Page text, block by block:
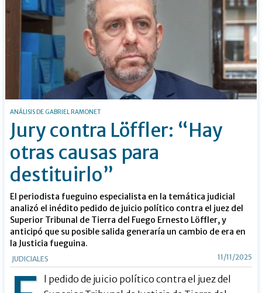
ANÁLISIS DE GABRIEL RAMONET
Jury contra Löffler: “Hay
otras causas para
destituirlo”
El periodista fueguino especialista en la temática judicial
analizó el inédito pedido de juicio político contra el juez del
Superior Tribunal de Tierra del Fuego Ernesto Löffler, y
anticipó que su posible salida generaría un cambio de era en
la Justicia fueguina.
JUDICIALES 11/11/2025
l pedido de juicio político contra el juez del